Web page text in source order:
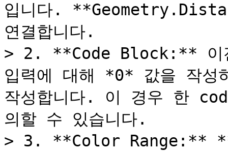
입니다.
연결합니다.
> 2. **Code Block:** 이
입력에 대해 *0* 값을 작
작성합니다. 이 경우 한
의할 수 있습니다.
> 3. **Color Range:**